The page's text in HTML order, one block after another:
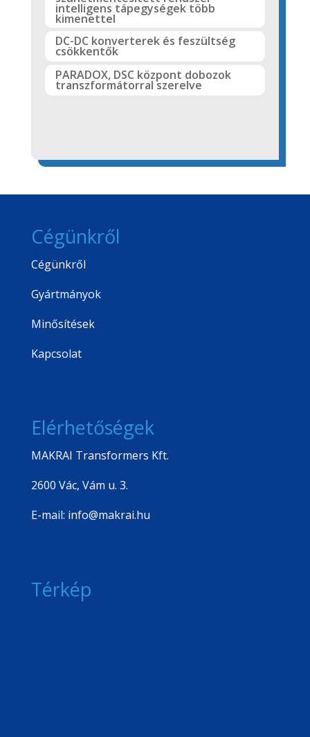
intelligens tápegységek több
kimenettel
DC-DC konverterek és feszültség
csökkentők
PARADOX, DSC központ dobozok
transzformátorral szerelve
Cégünkről
Cégünkről
Gyártmányok
Minősítések
Kapcsolat
Elérhetőségek
MAKRAI Transformers Kft.
2600 Vác, Vám u. 3.
E-mail: info@makrai.hu
Térkép